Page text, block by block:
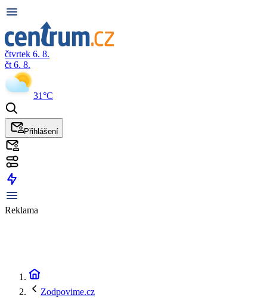
čtvrtek 6. 8.
čt 6. 8.
31°C
Přihlášení
Reklama
Zodpovime.cz